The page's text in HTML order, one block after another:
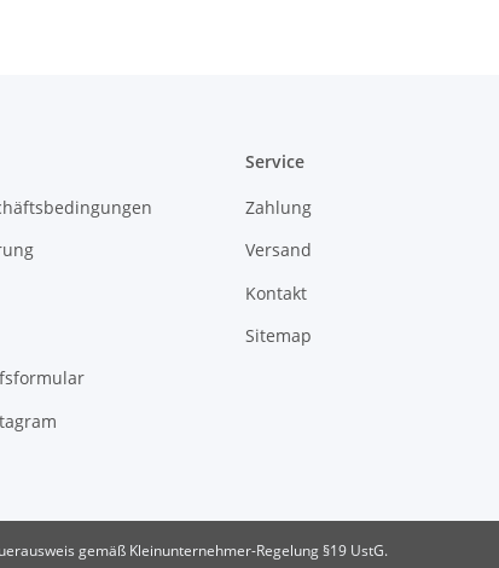
Service
Zahlung
Versand
Kontakt
Sitemap
gemäß Kleinunternehmer-Regelung §19 UstG.